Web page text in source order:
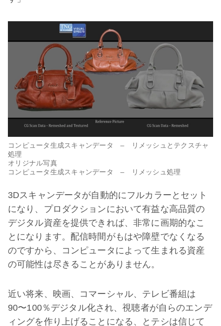
コンピュータ生成スキャンデータ – リメッシュとテクスチャ
処理
オリジナル写真
コンピュータ生成スキャンデータ – リメッシュ処理
3Dスキャンデータが自動的にフルカラーとセット
になり、プロダクションにおいて有益な高品質の
デジタル資産を提供できれば、非常に画期的なこ
とになります。配信時間がもはや障壁でなくなる
のですから、コンピュータによって生まれる資産
の可能性は尽きることがありません。
近い将来、映画、コマーシャル、テレビ番組は
90〜100％デジタル化され、視聴者が自らのエンデ
ィングを作り上げることになる、とテシは信じて